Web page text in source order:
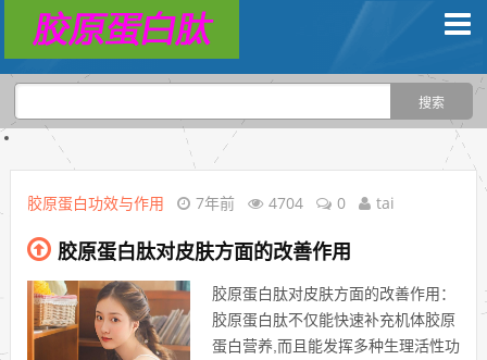
胶原蛋白功效与作用 7年前 4704 0 tai
胶原蛋白肽对皮肤方面的改善作用
胶原蛋白肽对皮肤方面的改善作用：
胶原蛋白肽不仅能快速补充机体胶原
蛋白营养,而且能发挥多种生理活性功